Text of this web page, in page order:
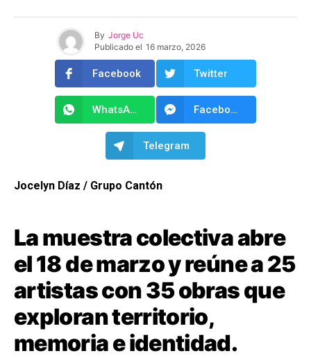
By Jorge Uc
Publicado el 16 marzo, 2026
Facebook Twitter
WhatsApp Facebook Messenger
Telegram
Jocelyn Díaz / Grupo Cantón
La muestra colectiva abre
el 18 de marzo y reúne a 25
artistas con 35 obras que
exploran territorio,
memoria e identidad.